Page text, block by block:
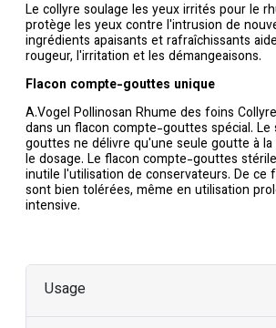
Le collyre soulage les yeux irrités pour le
protège les yeux contre l'intrusion de
ingrédients apaisants et rafraîchissants
rougeur, l'irritation et les démangeaisons.
Flacon compte-gouttes unique
A.Vogel Pollinosan Rhume des foins
dans un flacon compte-gouttes spécial.
gouttes ne délivre qu'une seule goutte à
le dosage. Le flacon compte-gouttes
inutile l'utilisation de conservateurs. De ce
sont bien tolérées, même en utilisation
intensive.
Usage